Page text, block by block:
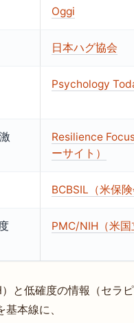
Oggi
日本ハグ協会
Psychology
Resilience
ーサイト）
BCBSIL（米保険
PMC/NIH（米国
と低確度の情報（セラピ
本線に、